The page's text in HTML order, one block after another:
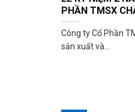
PHẦN TMSX
Công ty Cổ Phần
sản xuất và...